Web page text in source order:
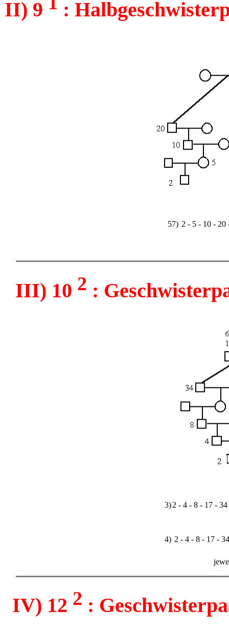
II) 9 :
57) 2 - 5 - 10 -
III) 10 2 :
3) 2 - 4 - 8 - 17 -
4) 2 - 4 - 8 - 17 -
IV) 12 2 :